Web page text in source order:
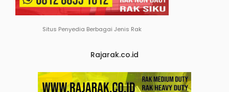
Situs Penyedia Berbagai Jenis Rak
Rajarak.co.id